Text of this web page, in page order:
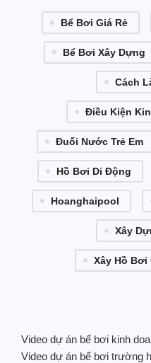
Bể Bơi Giá Rẻ
Bể Bơi Xây Dựng
Cách
Điều Kiện
Đuối Nước Trẻ Em
Hồ Bơi Di Động
Hoanghaipool
Xây
Xây Hồ Bơi
Video dự án bể bơi kinh
Video dự án bể bơi trường